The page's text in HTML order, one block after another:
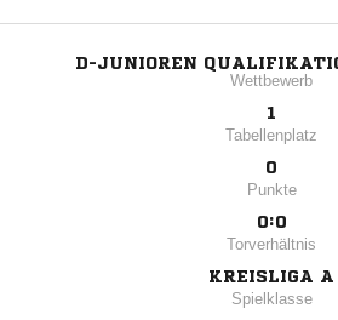
D-JUNIOREN
Wettbewerb
1
Tabellenplatz
0
Punkte
0:0
Torverhältnis
KREISLIGA A
Spielklasse